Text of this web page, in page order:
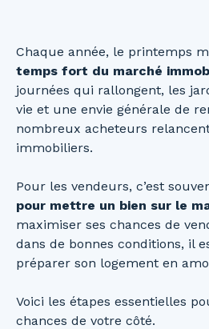
Chaque année, le printemps
temps fort du marché
journées qui rallongent, les
vie et une envie générale de
nombreux acheteurs
immobiliers.
Pour les vendeurs, c’est
pour mettre un bien sur le
maximiser ses chances de
dans de bonnes conditions, il
préparer son logement en
Voici les étapes essentielles
chances de votre côté.